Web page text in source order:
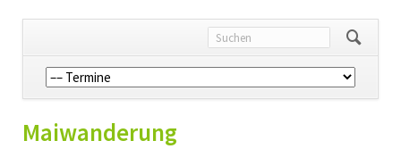
Navigation
überspringen
Maiwanderung